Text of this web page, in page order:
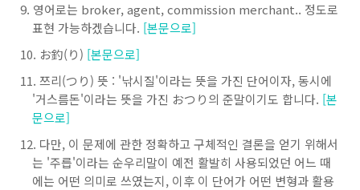
영어로는 broker, agent, commission merchant.. 정도로
표현 가능하겠습니다. [본문으로]
お釣(り) [본문으로]
쯔리(つり) 뜻 : '낚시질'이라는 뜻을 가진 단어이자, 동시에
'거스름돈'이라는 뜻을 가진 おつり의 준말이기도 합니다. [본
문으로]
다만, 이 문제에 관한 정확하고 구체적인 결론을 얻기 위해서
는 '주릅'이라는 순우리말이 예전 활발히 사용되었던 어느 때
에는 어떤 의미로 쓰였는지, 이후 이 단어가 어떤 변형과 활용